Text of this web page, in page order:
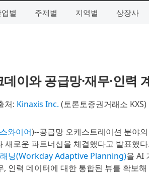
별 주제별 지역별 상장사
이와 공급망·재무·인
처: Kinaxis Inc. (토론토증권거래소 KXS)
와이어)--공급망 오케스트레이션 분야
새로운 파트너십을 체결했다고 발표했
닝(Workday Adaptive Planning)을 AI
, 인력 데이터에 대한 통합된 뷰를 확보